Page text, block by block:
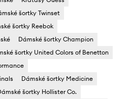
šortky Twinset
šortky Reebok
Dámské šortky Champion
šortky United Colors of Benetton
Dámské šortky Medicine
šortky Hollister Co.